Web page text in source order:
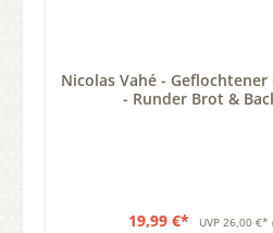
Nicolas Vahé -
- Runder Brot &
19,99 €* UVP 26,00 €*